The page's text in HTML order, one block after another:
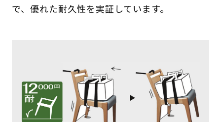
で、優れた耐久性を実証しています。